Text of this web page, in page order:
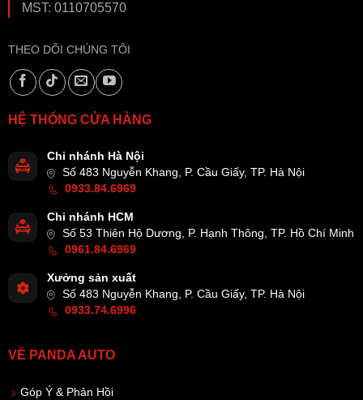
MST: 0110705570
THEO DÕI CHÚNG TÔI
HỆ THỐNG CỬA HÀNG
Chi nhánh Hà Nội
Số 483 Nguyễn Khang, P. Cầu Giấy, TP. Hà Nội
0933.84.6969
Chi nhánh HCM
Số 53 Thiên Hộ Dương, P. Hạnh Thông, TP. Hồ Chí Minh
0961.84.6969
Xưởng sản xuất
Số 483 Nguyễn Khang, P. Cầu Giấy, TP. Hà Nội
0933.74.6996
VỀ PANDA AUTO
Góp Ý & Phản Hồi